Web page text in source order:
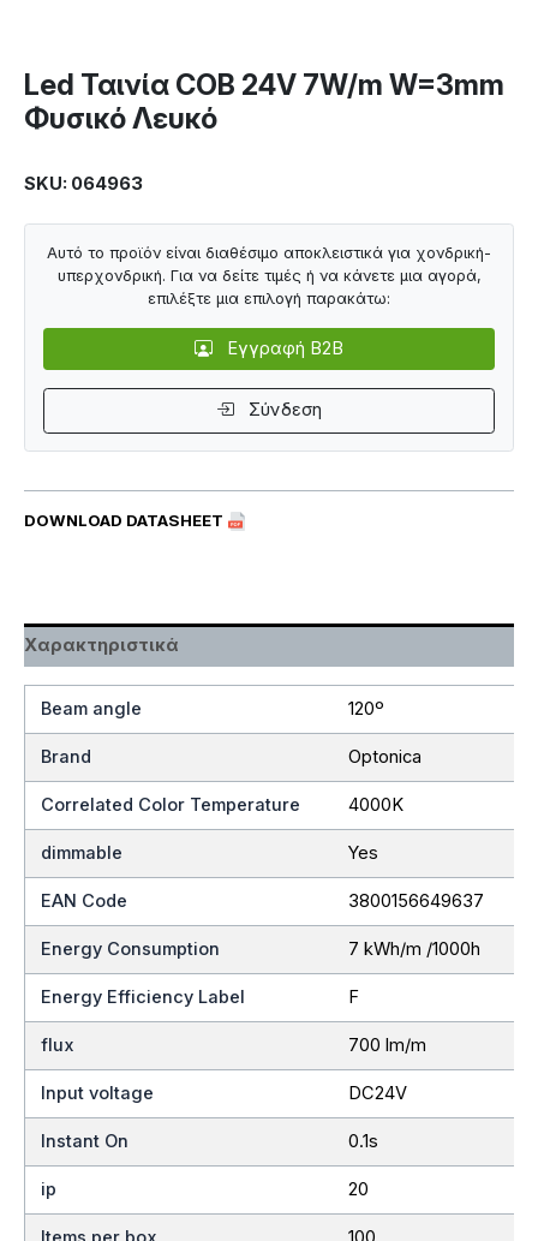
Led Ταινία COB 24V 7W/m W=3mm
Φυσικό Λευκό
SKU: 064963
DOWNLOAD DATASHEET
Αυτό το προϊόν είναι διαθέσιμο αποκλειστικά για χονδρική-
υπερχονδρική. Για να δείτε τιμές ή να κάνετε μια αγορά,
επιλέξτε μια επιλογή παρακάτω:
Εγγραφή B2B
Σύνδεση
Χαρακτηριστικά
Beam angle 120º
Brand Optonica
Correlated Color Temperature 4000K
dimmable Yes
EAN Code 3800156649637
Energy Consumption 7 kWh/m /1000h
Energy Efficiency Label F
flux 700 lm/m
Input voltage DC24V
Instant On 0.1s
ip 20